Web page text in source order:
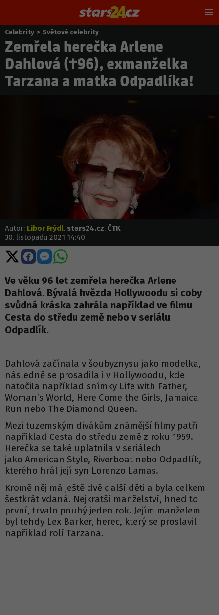
Nacházíte
se
zde:
Celebrity > Světové celebrity
Zemřela herečka Arlene
Dahlová (†96), exmanželka
Tarzana a matka Odpadlíka!
Autor: Libor Frýdl, stars24.cz, ČTK
30. listopadu 2021 14:40
Sdílet
na
X
Sdílet
na
Facebooku
Sdílet
na
Messengeru
Sdílet
WhatsApp
Ve věku 96 let zemřela herečka Arlene
Dahlová. Bývalá hvězda Hollywoodu si coby
svůdná kráska zahrála například ve filmu
Cesta do středu země nebo v seriálu
Odpadlík.
Dahlová začínala v šoubyznysu jako modelka,
následně se prosadila i v Hollywoodu, kde
natočila například snímky Life with Father,
Woman’s World, Here Come the Girls, Jamaica
Run nebo The Diamond Queen.
Mezi tuzemským divákům známější filmy patří
například Cesta do středu země z roku 1959.
Herečka se také uplatnila v seriálech
jako American Style, Riverboat nebo Odpadlík,
kterého hrál její syn Lorenzo Lamas.
Kromě něj má ještě dvě další děti a byla celkem
šestkrát vdaná. Nejkratší manželství, hned to
první, trvalo pouhý jeden rok. Jejím manželem
byl tehdy Lex Barker, herec, který se proslavil
například rolí Tarzana.